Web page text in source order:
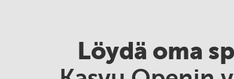
Löydä oma